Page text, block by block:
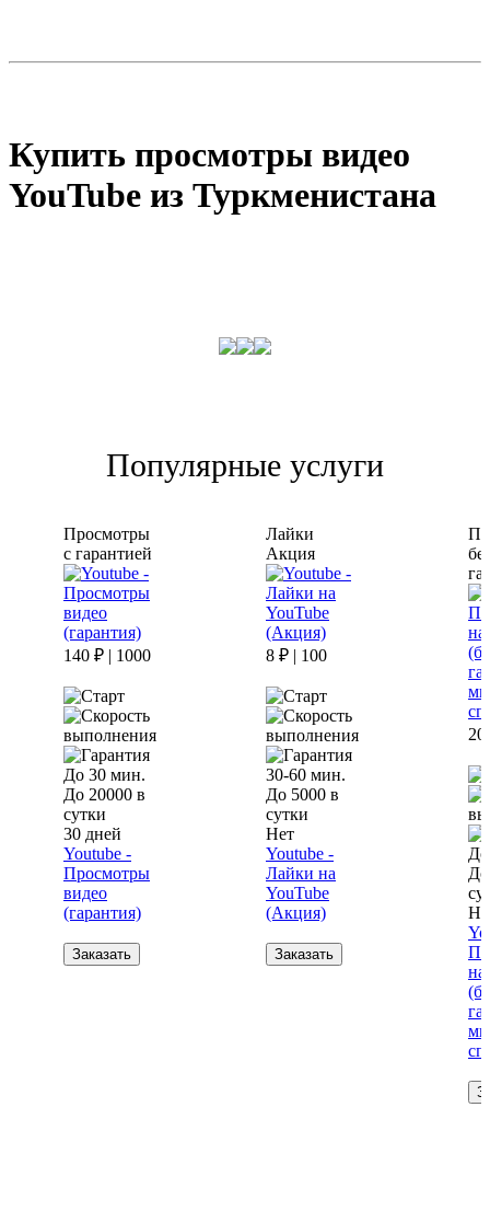
Купить просмотры видео
YouTube из Туркменистана
Популярные услуги
Просмотры
с гарантией
140 ₽ | 1000
До 30 мин.
До 20000 в
сутки
30 дней
Youtube -
Просмотры
видео
(гарантия)
Заказать
Лайки
Акция
8 ₽ | 100
30-60 мин.
До 5000 в
сутки
Нет
Youtube -
Лайки на
YouTube
(Акция)
Заказать
без
20
До
До
на